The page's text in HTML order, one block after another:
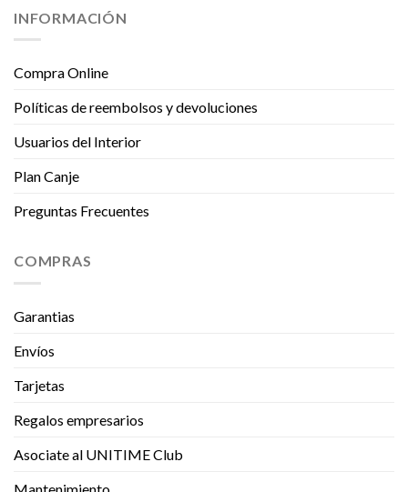
INFORMACIÓN
Compra Online
Políticas de reembolsos y devoluciones
Usuarios del Interior
Plan Canje
Preguntas Frecuentes
COMPRAS
Garantias
Envíos
Tarjetas
Regalos empresarios
Asociate al UNITIME Club